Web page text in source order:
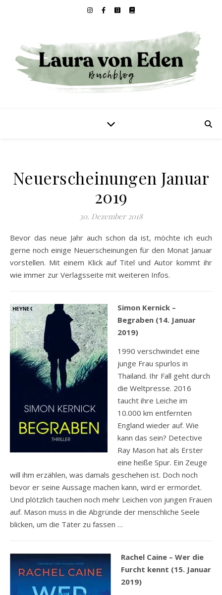
Neuerscheinungen Januar
2019
30. Dezember 2018
Bevor das neue Jahr auch schon da ist, möchte ich euch
gerne noch einige Neuerscheinungen für den Monat Januar
vorstellen. Mit einem Klick auf Titel und Autor kommt ihr
wie immer zur Verlagsseite mit weiteren Infos.
Simon Kernick –
Begraben (14. Januar
2019)
1990 verschwindet eine
junge Frau spurlos in
Thailand. Ihr Fall geht durch
die Weltpresse. 2016
taucht ihre Leiche im
10.000 km entfernten
England wieder auf. Wie
kann das sein? Detective
Ray Mason hat als Erster
eine heiße Spur. Ein Zeuge
will ihm erzählen, was damals geschehen ist. Doch noch
bevor er seine Aussage machen kann, wird er ermordet.
Und plötzlich tauchen noch mehr Leichen von jungen Frauen
auf. Mason muss in die Abgründe der menschliche Seele
blicken, um die Täter zu fassen …
Rachel Caine – Wer die
Furcht kennt (15. Januar
2019)